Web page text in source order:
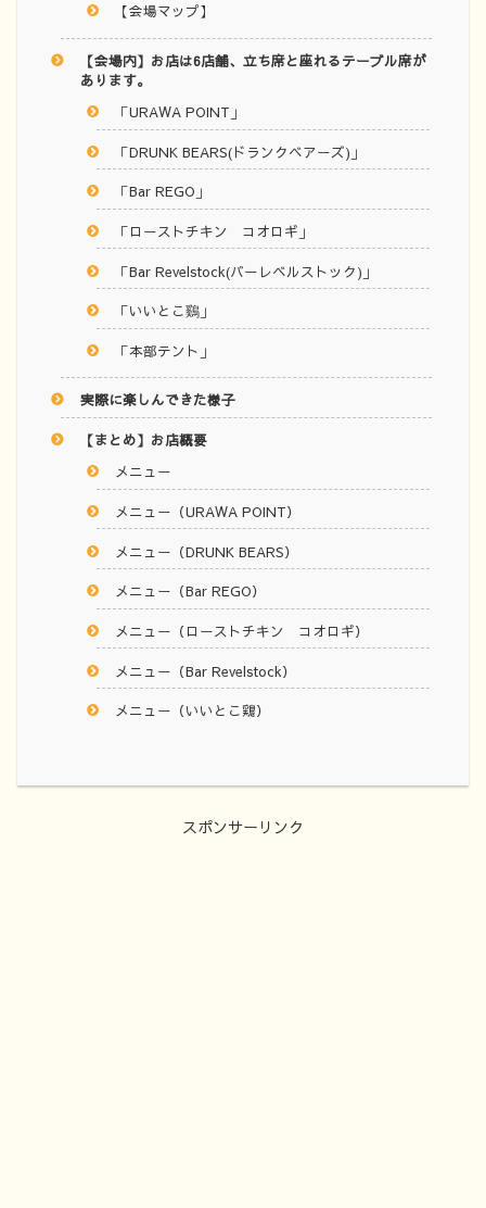
【会場マップ】
【会場内】お店は6店舗、立ち席と座れるテーブル席が
あります。
「URAWA POINT」
「DRUNK BEARS(ドランクベアーズ)」
「Bar REGO」
「ローストチキン コオロギ」
「Bar Revelstock(バーレベルストック)」
「いいとこ鷄」
「本部テント」
実際に楽しんできた様子
【まとめ】お店概要
メニュー
メニュー（URAWA POINT）
メニュー（DRUNK BEARS）
メニュー（Bar REGO）
メニュー（ローストチキン コオロギ）
メニュー（Bar Revelstock）
メニュー（いいとこ鶏）
スポンサーリンク